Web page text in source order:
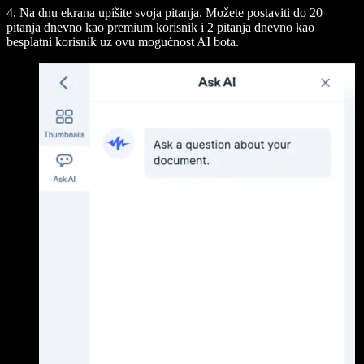
4. Na dnu ekrana upišite svoja pitanja. Možete postaviti do 20
pitanja dnevno kao premium korisnik i 2 pitanja dnevno kao
besplatni korisnik uz ovu mogućnost AI bota.